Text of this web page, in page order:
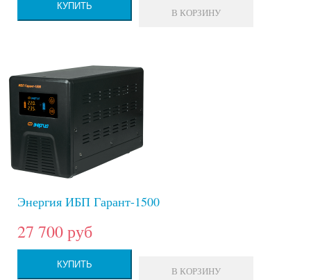
КУПИТЬ
В КОРЗИНУ
Энергия ИБП Гарант-1500
27 700 руб
КУПИТЬ
В КОРЗИНУ